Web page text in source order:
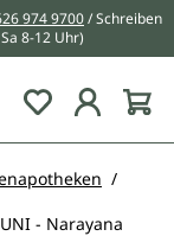
974 9700/ Schreiben
8-12 Uhr)
Du hast 0
- Narayana